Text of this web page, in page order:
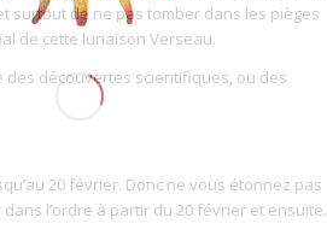
surtout de ne pas tomber dans les pièges
de cette lunaison Verseau.
découvertes scientifiques, ou des
20 février. Donc ne vous étonnez pas
l’ordre à partir du 20 février et ensuite.